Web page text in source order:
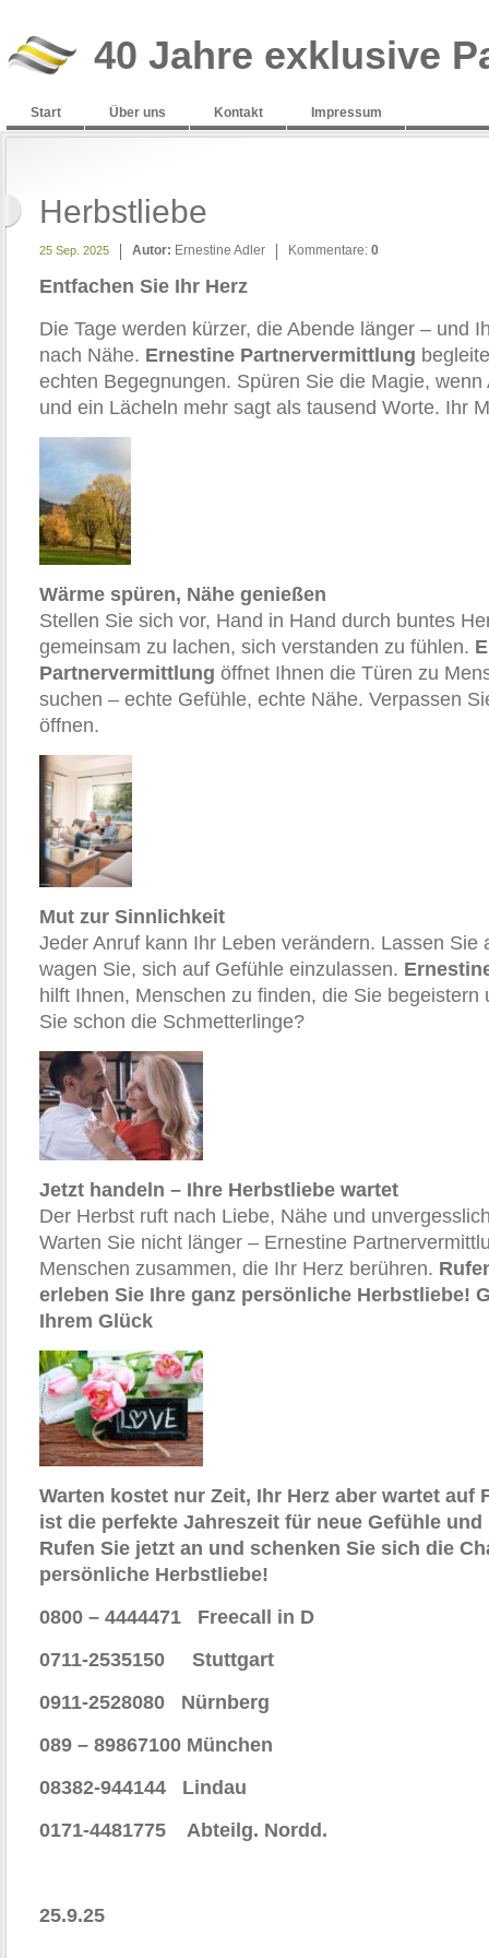
40 Jahre exklusive
Start Über uns Kontakt Impressum
Herbstliebe
25 Sep. 2025 Autor: Ernestine Adler Kommentare: 0
Entfachen Sie Ihr Herz
Die Tage werden kürzer, die Abende länger – und
nach Nähe. Ernestine Partnervermittlung
echten Begegnungen. Spüren Sie die Magie,
und ein Lächeln mehr sagt als tausend Worte. Ihr
Wärme spüren, Nähe genießen
Stellen Sie sich vor, Hand in Hand durch buntes
gemeinsam zu lachen, sich verstanden zu fühlen.
Partnervermittlung öffnet Ihnen die Türen zu
suchen – echte Gefühle, echte Nähe. Verpassen
öffnen.
Mut zur Sinnlichkeit
Jeder Anruf kann Ihr Leben verändern. Lassen Sie
wagen Sie, sich auf Gefühle einzulassen.
hilft Ihnen, Menschen zu finden, die Sie begeistern
Sie schon die Schmetterlinge?
Jetzt handeln – Ihre Herbstliebe wartet
Der Herbst ruft nach Liebe, Nähe und
Warten Sie nicht länger – Ernestine
Menschen zusammen, die Ihr Herz berühren.
erleben Sie Ihre ganz persönliche Herbstliebe!
Ihrem Glück
Warten kostet nur Zeit, Ihr Herz aber wartet auf
ist die perfekte Jahreszeit für neue Gefühle und
Rufen Sie jetzt an und schenken Sie sich die
persönliche Herbstliebe!
0800 – 4444471 Freecall in D
0711-2535150 Stuttgart
0911-2528080 Nürnberg
089 – 89867100 München
08382-944144 Lindau
0171-4481775 Abteilg. Nordd.
25.9.25